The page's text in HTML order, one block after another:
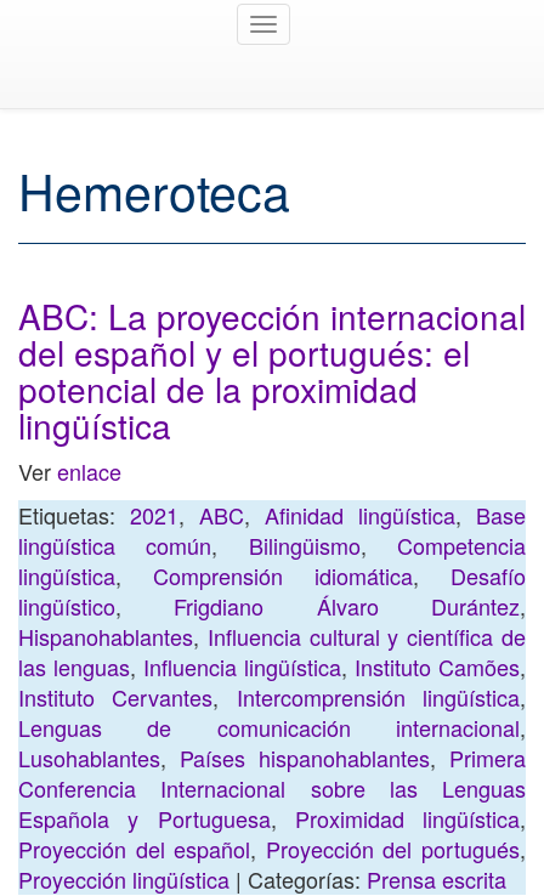
Toggle
Hemeroteca
ABC: La proyección internacional
del español y el portugués: el
potencial de la proximidad
lingüística
Verenlace
Etiquetas: 2021, ABC, Afinidad lingüística, Base
lingüística común, Bilingüismo,Competencia
lingüística, Comprensión idiomática, Desafío
lingüístico, Frigdiano Álvaro Durántez,
Hispanohablantes, Influencia cultural y científica de
las lenguas, Influencia lingüística, Instituto Camões,
Instituto Cervantes, Intercomprensión lingüística,
Lenguas de comunicación internacional,
Lusohablantes, Países hispanohablantes, Primera
Conferencia Internacional sobre las Lenguas
Española y Portuguesa, Proximidad lingüística,
Proyección del español, Proyección del portugués,
Proyección lingüística | Categorías: Prensa escrita